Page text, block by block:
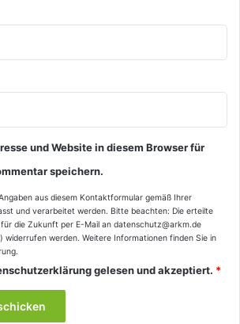
und Website in diesem Browser für
speichern.
aus diesem Kontaktformular gemäß Ihrer
und verarbeitet werden. Bitte beachten: Die erteilte
die Zukunft per E-Mail an datenschutz@arkm.de
werden. Weitere Informationen finden Sie in
.
gelesen und akzeptiert. *